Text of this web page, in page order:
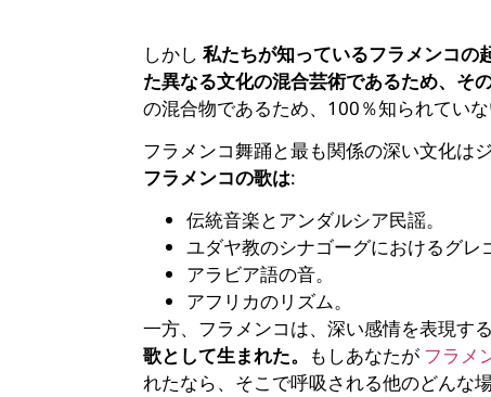
しかし 私たちが知っているフラメンコの
た異なる文化の混合芸術であるため、そ
の混合物であるため、100％知られていな
フラメンコ舞踊と最も関係の深い文化は
フラメンコの歌は:
伝統音楽とアンダルシア民謡。
ユダヤ教のシナゴーグにおけるグレ
アラビア語の音。
アフリカのリズム。
一方、フラメンコは、深い感情を表現す
歌として生まれた。 もしあなたが フラメ
れたなら、そこで呼吸される他のどんな